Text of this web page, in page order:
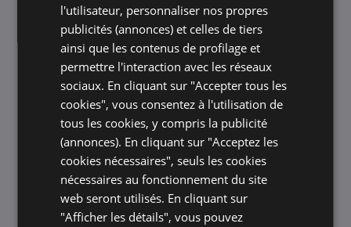
HOTEL DOLOMITI - POLSA DI
BRENTONICO
DEMANDEZ UN DEVISVOIR LES OFFRES
Directement sur les pistes de Polsa San Valentino,
à 1 400 mètres d’altitude, l’Hotel Dolomiti est le
cœur de votre semaine blanche : sport, nature et
tradition du Trentin.
Aller à la fiche hôtel
l'utilisateur, personnaliser nos propres
publicités (annonces) et celles de tiers
ainsi que les contenus de profilage et
permettre l'interaction avec les réseaux
sociaux. En cliquant sur "Accepter tous les
cookies", vous consentez à l'utilisation de
tous les cookies, y compris la publicité
(annonces). En cliquant sur "Acceptez les
cookies nécessaires", seuls les cookies
nécessaires au fonctionnement du site
web seront utilisés. En cliquant sur
"Afficher les détails", vous pouvez